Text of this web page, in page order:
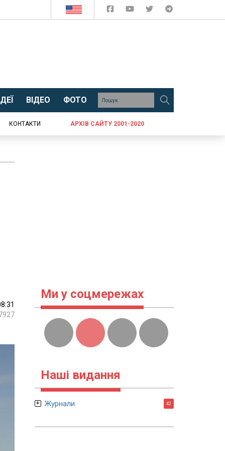
ВІДЕО ФОТО
КОНТАКТИ АРХІВ САЙТУ 2001-2020
Ми у соцмережах
Наші видання
Журнали 42